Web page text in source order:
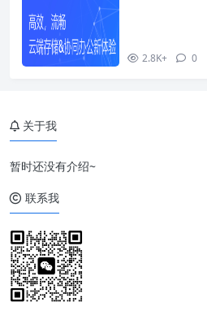
2.8K+ 0
关于我
暂时还没有介绍~
联系我